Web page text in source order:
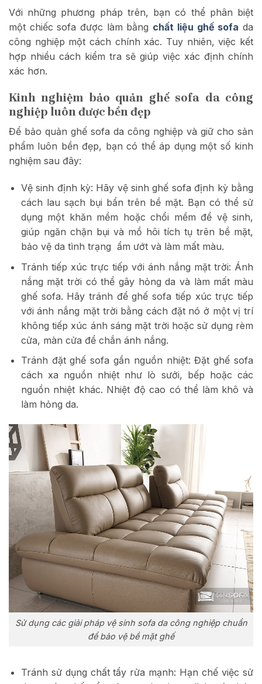
Với những phương pháp trên, bạn có thể phân biệt
một chiếc sofa được làm bằng chất liệu ghế sofa da
công nghiệp một cách chính xác. Tuy nhiên, việc kết
hợp nhiều cách kiểm tra sẽ giúp việc xác định chính
xác hơn.
Kinh nghiệm bảo quản ghế sofa da công
nghiệp luôn được bền đẹp
Để bảo quản ghế sofa da công nghiệp và giữ cho sản
phẩm luôn bền đẹp, bạn có thể áp dụng một số kinh
nghiệm sau đây:
Vệ sinh định kỳ: Hãy vệ sinh ghế sofa định kỳ bằng
cách lau sạch bụi bẩn trên bề mặt. Bạn có thể sử
dụng một khăn mềm hoặc chổi mềm để vệ sinh,
giúp ngăn chặn bụi và mồ hôi tích tụ trên bề mặt,
bảo vệ da tình trạng ẩm ướt và làm mất màu.
Tránh tiếp xúc trực tiếp với ánh nắng mặt trời: Ánh
nắng mặt trời có thể gây hỏng da và làm mất màu
ghế sofa. Hãy tránh để ghế sofa tiếp xúc trực tiếp
với ánh nắng mặt trời bằng cách đặt nó ở một vị trí
không tiếp xúc ánh sáng mặt trời hoặc sử dụng rèm
cửa, màn cửa để chắn ánh nắng.
Tránh đặt ghế sofa gần nguồn nhiệt: Đặt ghế sofa
cách xa nguồn nhiệt như lò sưởi, bếp hoặc các
nguồn nhiệt khác. Nhiệt độ cao có thể làm khô và
làm hỏng da.
Sử dụng các giải pháp vệ sinh sofa da công nghiệp chuẩn
để bảo vệ bề mặt ghế
Tránh sử dụng chất tẩy rửa mạnh: Hạn chế việc sử